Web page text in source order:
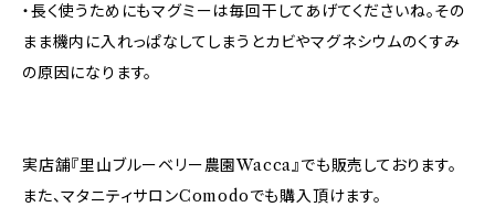
・長く使うためにもマグミーは毎回干してあげてくださいね。その
まま機内に入れっぱなしてしまうとカビやマグネシウムのくすみ
の原因になります。
実店舗『里山ブルーベリー農園Wacca』でも販売しております。
また、マタニティサロンComodoでも購入頂けます。